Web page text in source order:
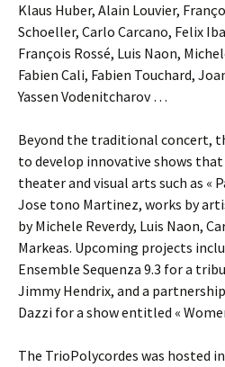
Klaus Huber, Alain Louvier,
Schoeller, Carlo Carcano, Felix
François Rossé, Luis Naon,
Fabien Cali, Fabien Touchard,
Yassen Vodenitcharov …
Beyond the traditional concert,
to develop innovative shows
theater and visual arts such as «
Jose tono Martinez, works by
by Michele Reverdy, Luis Naon,
Markeas. Upcoming projects
Ensemble Sequenza 9.3 for a
Jimmy Hendrix, and a
Dazzi for a show entitled «
The TrioPolycordes was hosted